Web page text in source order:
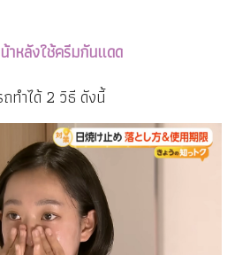
าหลังใช้ครีมกันแดด
ถทำได้ 2 วิธี ดังนี้